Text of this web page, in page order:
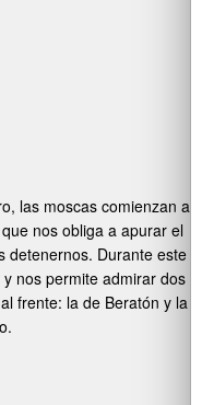
las moscas comienzan a
nos obliga a apurar el
detenernos. Durante este
nos permite admirar dos
frente: la de Beratón y la